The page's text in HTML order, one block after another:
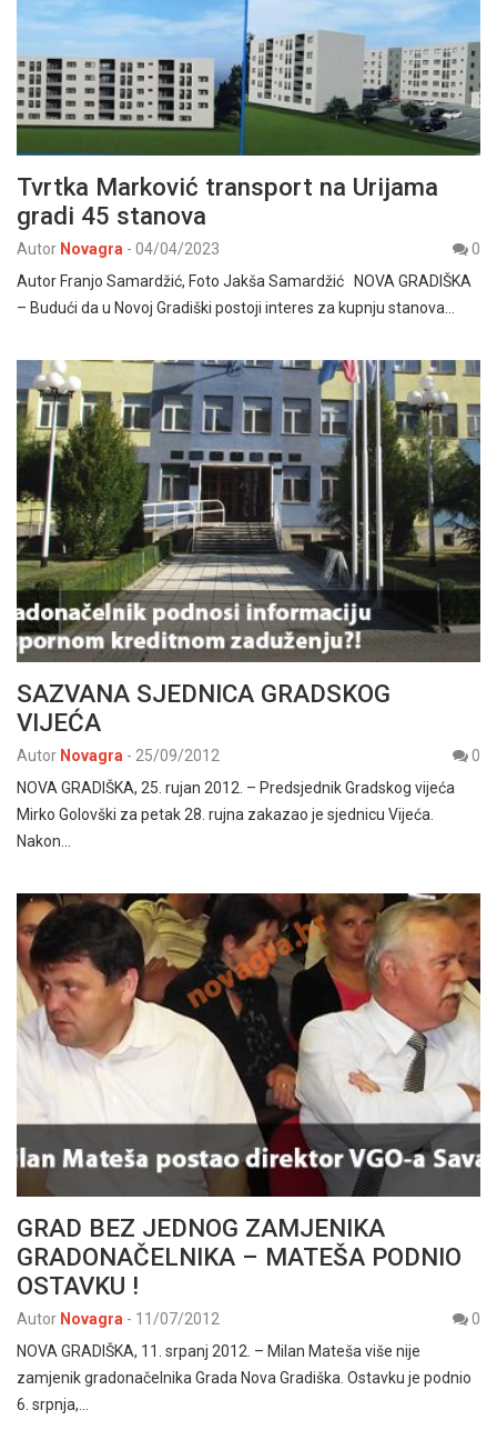
Tvrtka Marković transport na Urijama
gradi 45 stanova
Autor Novagra - 04/04/2023
0
Autor Franjo Samardžić, Foto Jakša Samardžić NOVA GRADIŠKA
– Budući da u Novoj Gradiški postoji interes za kupnju stanova…
SAZVANA SJEDNICA GRADSKOG
VIJEĆA
Autor Novagra - 25/09/2012
0
NOVA GRADIŠKA, 25. rujan 2012. – Predsjednik Gradskog vijeća
Mirko Golovški za petak 28. rujna zakazao je sjednicu Vijeća.
Nakon…
GRAD BEZ JEDNOG ZAMJENIKA
GRADONAČELNIKA – MATEŠA PODNIO
OSTAVKU !
Autor Novagra - 11/07/2012
0
NOVA GRADIŠKA, 11. srpanj 2012. – Milan Mateša više nije
zamjenik gradonačelnika Grada Nova Gradiška. Ostavku je podnio
6. srpnja,…